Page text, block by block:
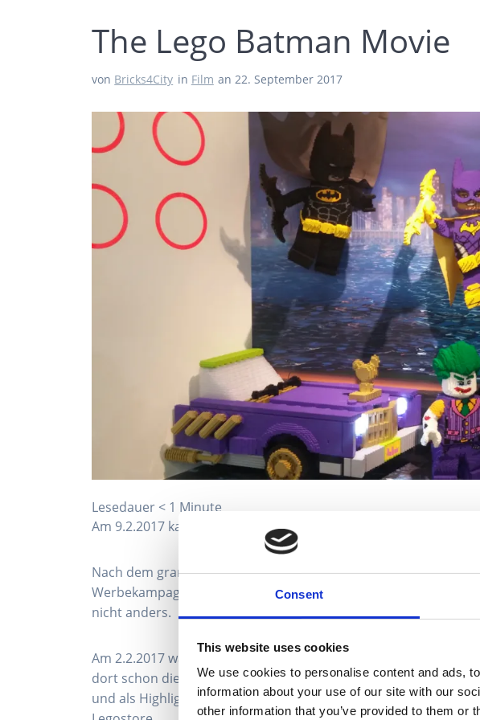
Consent
This website uses cookies
We use cookies to personalise content and ads,
information about your use of our site with our
other information that you’ve provided to them or
The Lego Batman Movie
von Bricks4City in Film an 22. September 2017
Lesedauer < 1 Minute
Am 9.2.2017 kam nach großem Hype The
Nach dem grandiosen Erfolg von The Lego Movie und einer
Werbekampagne fieberten viele dem neuen Lego-Film entgegen
nicht anders.
Am 2.2.2017 waren wir noch in Nürnberg auf der
dort schon die erstel Einzelheiten, welche Sets z.B. auf den
und als Highlight gab es dann ein Meet and Greet mit Batman